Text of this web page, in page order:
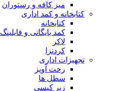
میز کافه و رستوران
کتابخانه و کمد اداری
کتابخانه
کمد بایگانی و فایلینگ
لاکر
کردنزا
تجهیزات اداری
رخت آویز
سطل ها
زیر کیسی